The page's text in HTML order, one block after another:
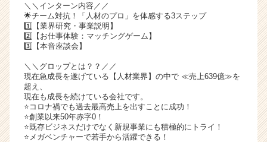
（C
h
e
C
r
e
e
r）
＼＼インターン内容／／
🌟チーム対抗！「人材のプロ」を体感する3ステップ
1️⃣【業界研究・事業説明】
2️⃣【お仕事体験：マッチングゲーム】
3️⃣【本音座談会】
＼＼グロップとは？？／／
現在急成長を遂げている【人材業界】の中で ≪売上639億≫を
超え、
現在も成長を続けている会社です。
⭐️コロナ禍でも過去最高売上を出すことに成功！
⭐️創業以来50年赤字0！
⭐️既存ビジネスだけでなく新規事業にも積極的にトライ！
⭐️メガベンチャーで若手から活躍できる！